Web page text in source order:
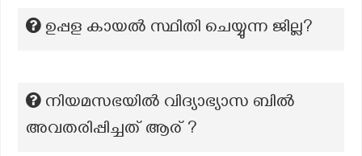
ഉപ്പള കായല്‍ സ്ഥിതി ചെയ്യുന്ന ജില്ല?
നിയമസഭയിൽ വിദ്യാഭ്യാസ ബിൽ
അവതരിപ്പിച്ചത് ആര് ?